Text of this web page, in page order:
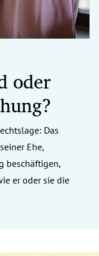
oder
Das
Ehe,
beschäftigen,
er oder sie die